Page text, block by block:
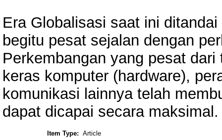
Era Globalisasi saat ini
begitu pesat sejalan dengan
Perkembangan yang pesat
keras komputer (hardware),
komunikasi lainnya telah
dapat dicapai secara maksimal.
Item Type: Article